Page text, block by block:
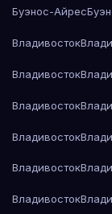
Буэнос-Айрес
Владивосток
Владивосток
Владивосток
Владивосток
Владивосток
Владивосток